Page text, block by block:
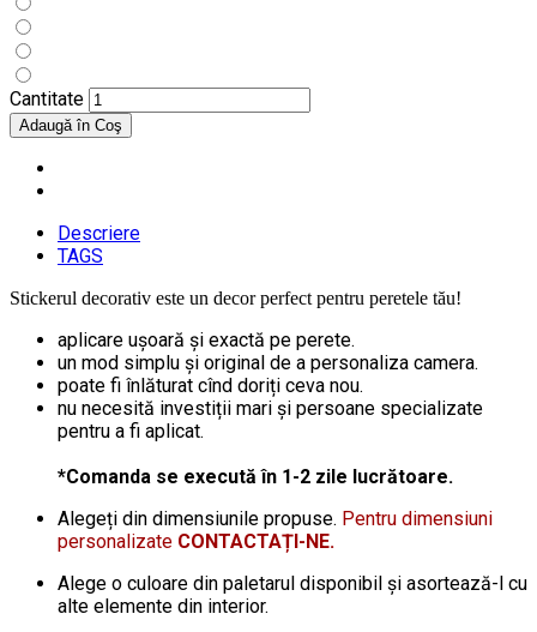
Cantitate
Descriere
TAGS
Stickerul decorativ este un decor perfect pentru peretele tău!
aplicare ușoară și exactă pe perete.
un mod simplu și original de a personaliza camera.
poate fi înlăturat cînd doriți ceva nou.
nu necesită investiții mari și persoane specializate
pentru a fi aplicat.
*Comanda se execută în 1-2 zile lucrătoare.
Alegeți din dimensiunile propuse. Pentru dimensiuni
personalizate CONTACTAȚI-NE.
Alege o culoare din paletarul disponibil și asortează-l cu
alte elemente din interior.